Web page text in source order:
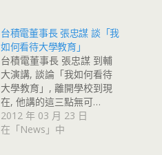
台積電董事長 張忠謀 談「我
如何看待大學教育」
台積電董事長 張忠謀 到輔
大演講, 談論「我如何看待
大學教育」, 離開學校到現
在, 他講的這三點無可…
2012 年 03 月 23 日
在「News」中